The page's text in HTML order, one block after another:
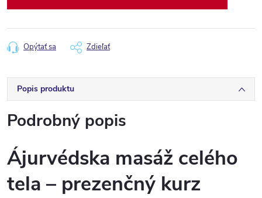
Opýtať sa Zdieľať
Popis produktu
Podrobný popis
Ájurvédska masáž celého
tela – prezenčný kurz